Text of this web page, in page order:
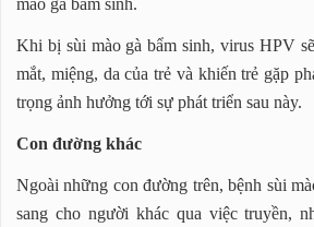
mào gà bẩm sinh.
Khi bị sùi mào gà bẩm sinh, virus HPV
mắt, miệng, da của trẻ và khiến trẻ gặp
trọng ảnh hưởng tới sự phát triển sau này.
Con đường khác
Ngoài những con đường trên, bệnh sùi
sang cho người khác qua việc truyền,